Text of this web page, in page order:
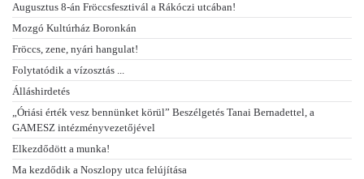
Augusztus 8-án Fröccsfesztivál a Rákóczi utcában!
Mozgó Kultúrház Boronkán
Fröccs, zene, nyári hangulat!
Folytatódik a vízosztás ...
Álláshirdetés
„Óriási érték vesz bennünket körül” Beszélgetés Tanai Bernadettel, a
GAMESZ intézményvezetőjével
Elkezdődött a munka!
Ma kezdődik a Noszlopy utca felújítása